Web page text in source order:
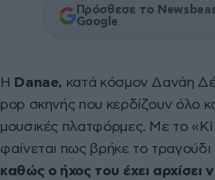
Πρόσθεσε το
Google
Η Danae, κατά κόσμον Δανάη
pop σκηνής που κερδίζουν όλο
μουσικές πλατφόρμες. Με το «Ki
φαίνεται πως βρήκε το
καθώς ο ήχος του έχει αρχίσει